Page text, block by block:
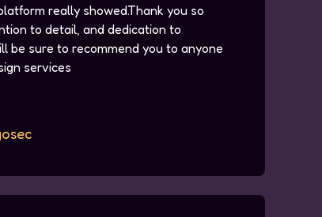
really showed.Thank you so
to detail, and dedication to
be sure to recommend you to anyone
services